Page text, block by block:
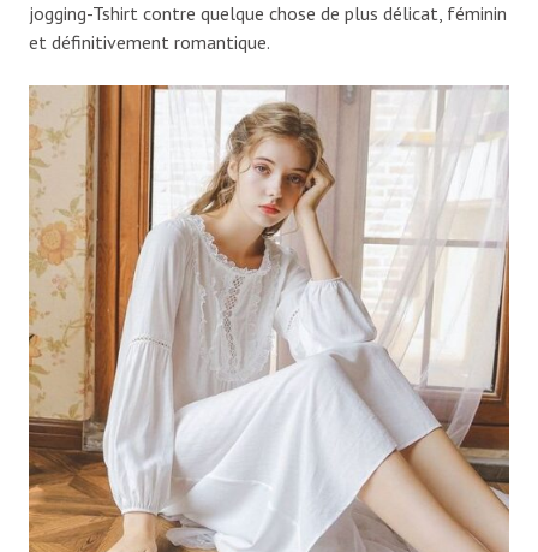
jogging-Tshirt contre quelque chose de plus délicat, féminin
et définitivement romantique.